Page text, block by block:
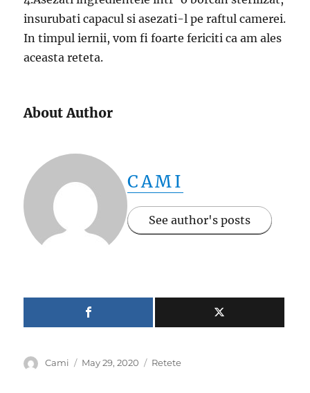
insurubati capacul si asezati-l pe raftul camerei.
In timpul iernii, vom fi foarte fericiti ca am ales
aceasta reteta.
About Author
CAMI
See author's posts
Author
Cami
Posted
May 29, 2020 Categories
Retete